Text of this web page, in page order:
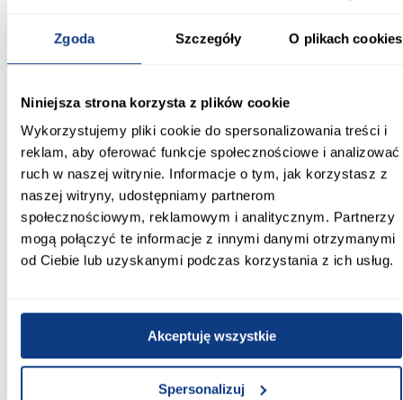
Zgoda Szczegóły O plikach cookies
Niniejsza strona korzysta z plików cookie
Wykorzystujemy pliki cookie do spersonalizowania treści i
reklam, aby oferować funkcje społecznościowe i analizować
ruch w naszej witrynie. Informacje o tym, jak korzystasz z
naszej witryny, udostępniamy partnerom
społecznościowym, reklamowym i analitycznym. Partnerzy
mogą połączyć te informacje z innymi danymi otrzymanymi
od Ciebie lub uzyskanymi podczas korzystania z ich usług.
Akceptuję wszystkie
Spersonalizuj
140x200
Materac w komplecie:
Rozmiar materaca [cm]:
140x200
Stelaż w komplecie:
Wymiar stelaża:
140x200
Zobacz więcej >